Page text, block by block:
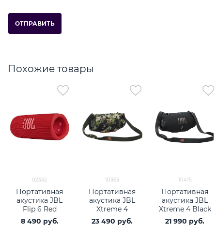
Похожие товары
02332
Портативная
акустика JBL
Flip 6 Red
8 490 руб.
10363
Портативная
акустика JBL
Xtreme 4
Camouflage
23 490 руб.
10415
Портативная
акустика JBL
Xtreme 4 Black
21 990 руб.